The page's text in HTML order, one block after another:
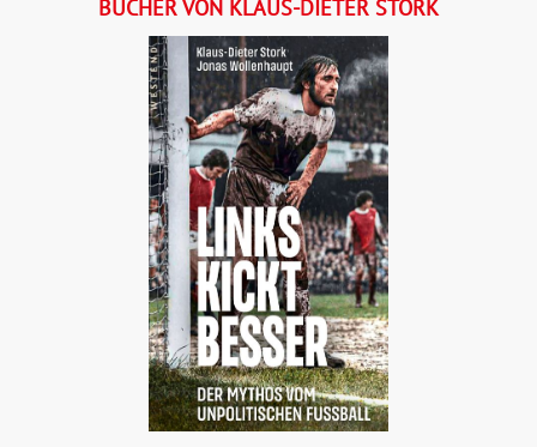
BÜCHER VON KLAUS-DIETER STORK